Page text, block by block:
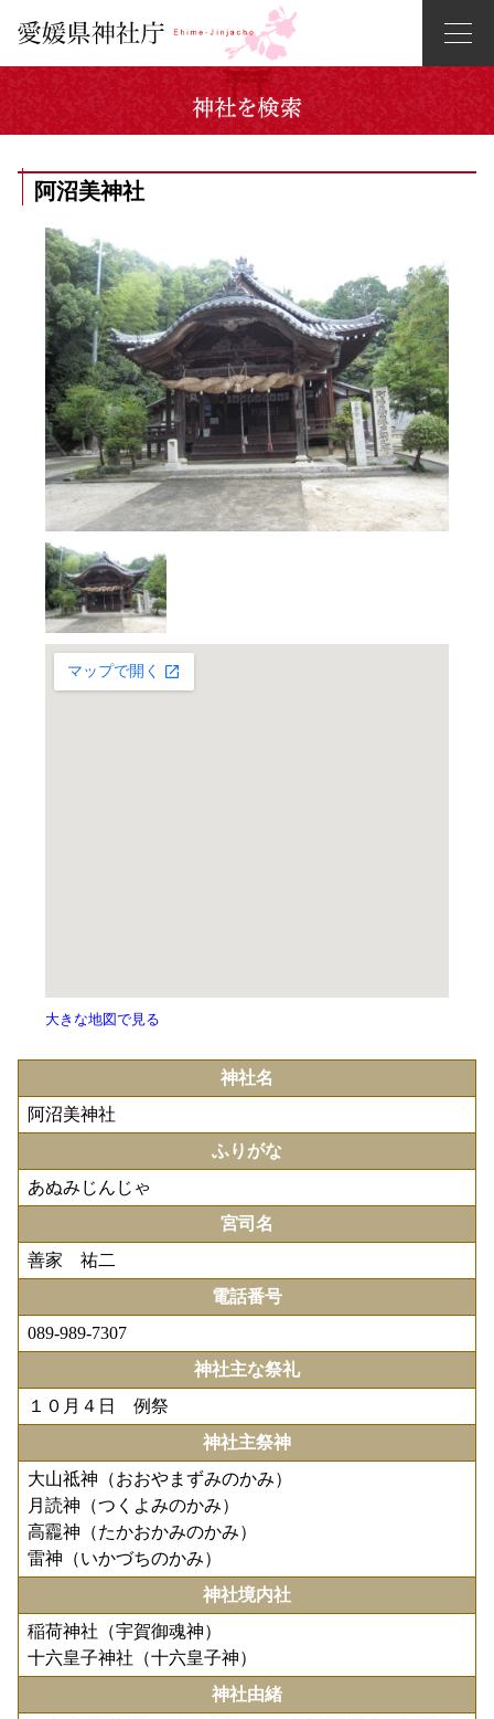
阿沼美神社
大きな地図で見る
神社名
阿沼美神社
ふりがな
あぬみじんじゃ
宮司名
善家 祐二
電話番号
089-989-7307
神社主な祭礼
１０月４日 例祭
神社主祭神
大山祗神（おおやまずみのかみ）
月読神（つくよみのかみ）
高龗神（たかおかみのかみ）
雷神（いかづちのかみ）
神社境内社
稲荷神社（宇賀御魂神）
十六皇子神社（十六皇子神）
神社由緒